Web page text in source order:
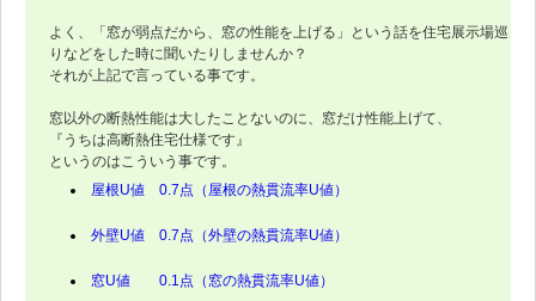
よく、「窓が弱点だから、窓の性能を上げる」という話を住宅展示場巡
りなどをした時に聞いたりしませんか？
それが上記で言っている事です。
窓以外の断熱性能は大したことないのに、窓だけ性能上げて、
『うちは高断熱住宅仕様です』
というのはこういう事です。
屋根U値 0.7点（屋根の熱貫流率U値）
外壁U値 0.7点（外壁の熱貫流率U値）
窓U値 0.1点（窓の熱貫流率U値）